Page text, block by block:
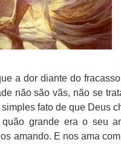
a dor diante do
não são vãs, não se
fato de que Deus
quão grande era o seu
amando. E nos ama